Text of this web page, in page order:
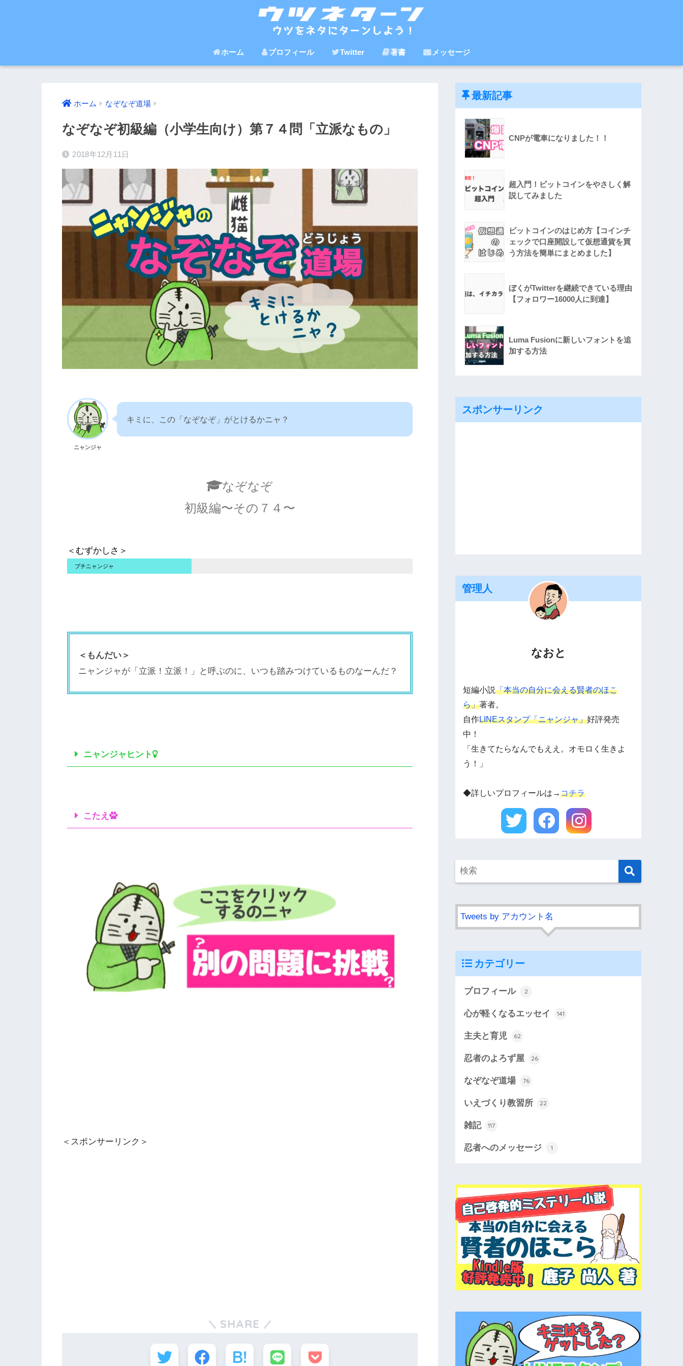
ホーム プロフィール Twitter 著書 メッセージ
ホーム なぞなぞ道場
なぞなぞ初級編（小学生向け）第７４問「立派なもの」
2018年12月11日
ニャンジャ
キミに、この「なぞなぞ」がとけるかニャ？
なぞなぞ
初級編〜その７４〜
＜むずかしさ＞
プチニャンジャ
＜もんだい＞
ニャンジャが「立派！立派！」と呼ぶのに、いつも踏みつけているものなーんだ？
ニャンジャヒント
こたえ
＜スポンサーリンク＞
SHARE
最新記事
CNPが電車になりました！！
超入門！ビットコインをやさしく解
説してみました
ビットコインのはじめ方【コインチ
ェックで口座開設して仮想通貨を買
う方法を簡単にまとめました】
ぼくがTwitterを継続できている理由
【フォロワー16000人に到達】
Luma Fusionに新しいフォントを追
加する方法
スポンサーリンク
管理人
なおと
短編小説「本当の自分に会える賢者のほこ
ら」著者。
自作LINEスタンプ「ニャンジャ」好評発売
中！
「生きてたらなんでもええ。オモロく生きよ
う！」
◆詳しいプロフィールは→コチラ
Tweets by アカウント名
カテゴリー
プロフィール 2
心が軽くなるエッセイ 141
主夫と育児 62
忍者のよろず屋 26
なぞなぞ道場 76
いえづくり教習所 22
雑記 117
忍者へのメッセージ 1